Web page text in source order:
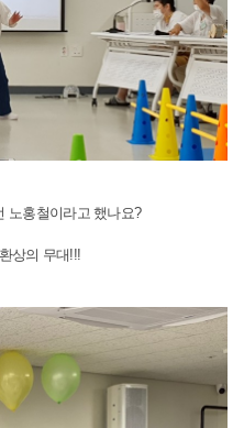
노홍철이라고 했나요?
상의 무대!!!